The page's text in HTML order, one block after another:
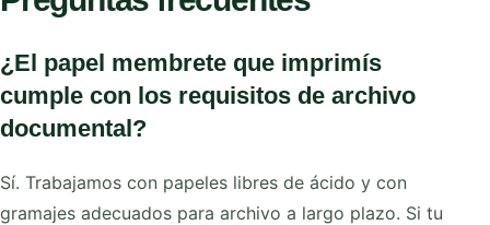
¿El papel membrete que imprimís
cumple con los requisitos de archivo
documental?
Sí. Trabajamos con papeles libres de ácido y con
gramajes adecuados para archivo a largo plazo. Si tu